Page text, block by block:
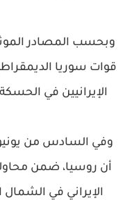
وبحسب المصادر
قوات سوريا
الإيرانيين في
وفي السادس من
أن روسيا، ضمن
الإيراني في